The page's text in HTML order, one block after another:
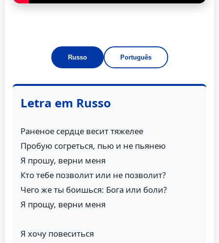
Russo Português
Letra em Russo
Раненое сердце весит тяжелее
Пробую согреться, пью и не пьянею
Я прошу, верни меня
Кто тебе позволит или не позволит?
Чего же ты боишься: Бога или боли?
Я прощу, верни меня
Я хочу повеситься